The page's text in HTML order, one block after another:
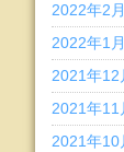
2022年2
2022年1
2021年12
2021年11
2021年10